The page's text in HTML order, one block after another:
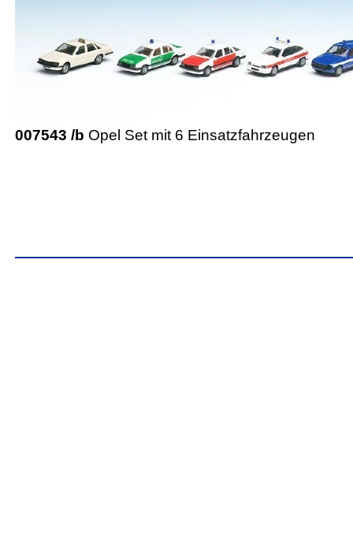
007543 /b Opel Set mit 6 Einsatzfahrzeugen